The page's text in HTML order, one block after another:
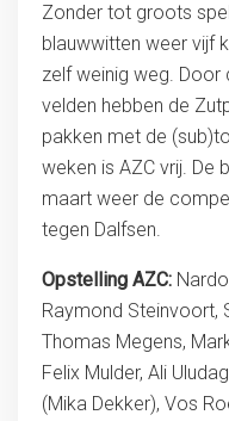
Zonder tot groots
blauwwitten weer vijf
zelf weinig weg. Door
velden hebben de
pakken met de
weken is AZC vrij. De
maart weer de
tegen Dalfsen.
Opstelling AZC:Nardo
Raymond Steinvoort,
Thomas Megens,
Felix Mulder, Ali
(Mika Dekker), Vos